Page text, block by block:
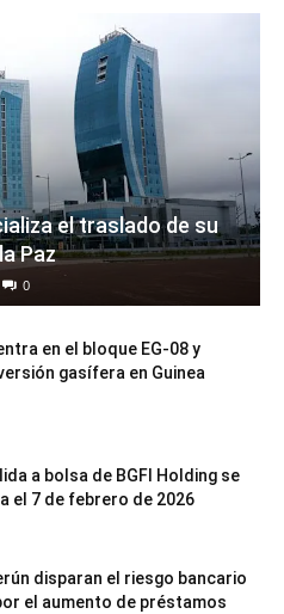
el traslado de su
Paz
0
en el bloque EG-08 y
gasífera en Guinea
a bolsa de BGFI Holding se
el 7 de febrero de 2026
disparan el riesgo bancario
el aumento de préstamos